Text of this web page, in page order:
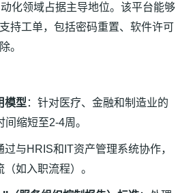
化领域占据主导地位。该平台能够
持工单，包括密码重置、软件许可
。
模型 ：针对医疗、金融和制造业的
缩短至2-4周。
过与HRIS和IT资产管理系统协作，
如入职流程）。